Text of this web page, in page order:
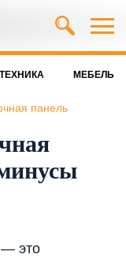
МЕБЕЛЬ
панель
— это